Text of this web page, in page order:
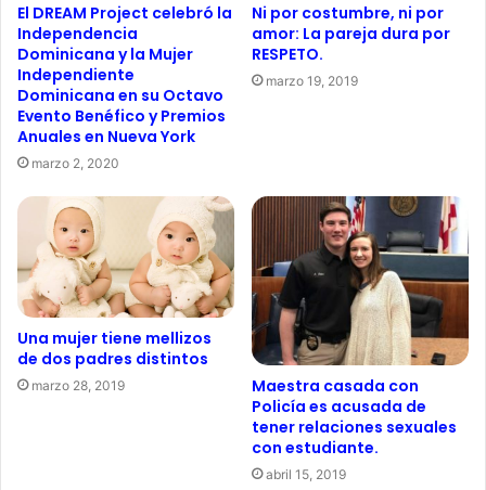
El DREAM Project celebró la
Independencia
Dominicana y la Mujer
Independiente
Dominicana en su Octavo
Evento Benéfico y Premios
Anuales en Nueva York
marzo 2, 2020
Ni por costumbre, ni por
amor: La pareja dura por
RESPETO.
marzo 19, 2019
Una mujer tiene mellizos
de dos padres distintos
marzo 28, 2019
Maestra casada con
Policía es acusada de
tener relaciones sexuales
con estudiante.
abril 15, 2019